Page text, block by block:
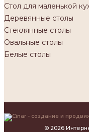
Стол для маленькой
Деревянные столы
Стеклянные столы
Овальные столы
Белые столы
© 2026